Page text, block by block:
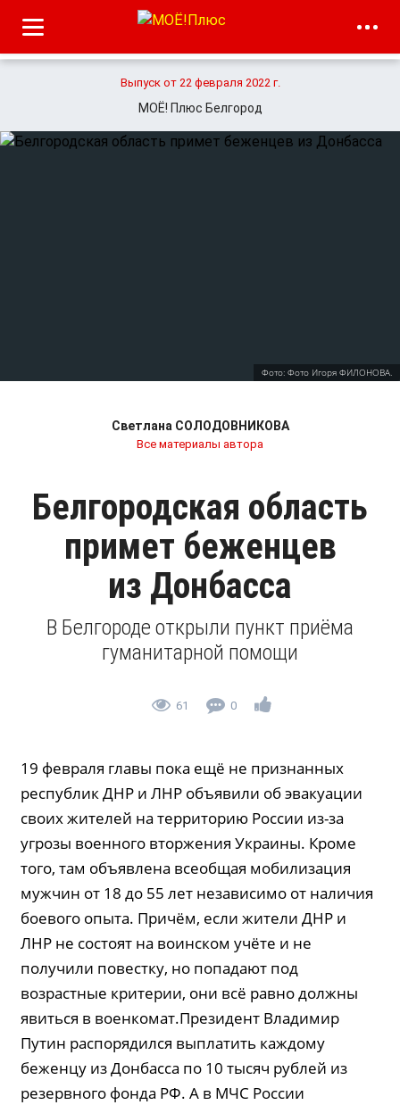
Выпуск от 22 февраля 2022 г.
МОЁ! Плюс Белгород
Фото: Фото Игоря ФИЛОНОВА.
Светлана СОЛОДОВНИКОВА
Все материалы автора
Белгородская область
примет беженцев
из Донбасса
В Белгороде открыли пункт приёма
гуманитарной помощи
61 0
19 февраля главы пока ещё не признанных
республик ДНР и ЛНР объявили об эвакуации
своих жителей на территорию России из-за
угрозы военного вторжения Украины. Кроме
того, там объявлена всеобщая мобилизация
мужчин от 18 до 55 лет независимо от наличия
боевого опыта. Причём, если жители ДНР и
ЛНР не состоят на воинском учёте и не
получили повестку, но попадают под
возрастные критерии, они всё равно должны
явиться в военкомат.Президент Владимир
Путин распорядился выплатить каждому
беженцу из Донбасса по 10 тысяч рублей из
резервного фонда РФ. А в МЧС России